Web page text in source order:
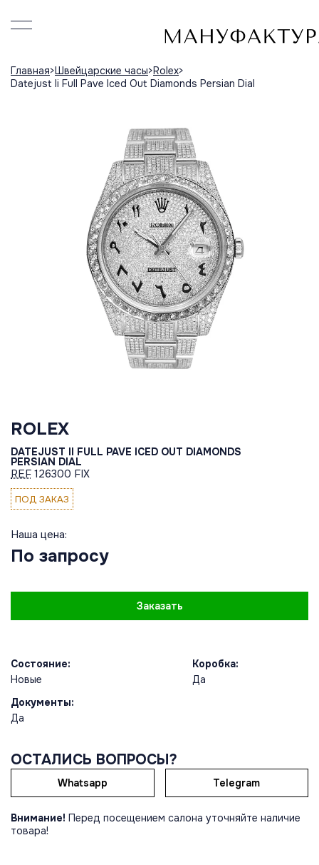
Главная Швейцарские часы Rolex
Datejust Ii Full Pave Iced Out Diamonds Persian Dial
ROLEX
DATEJUST II FULL PAVE ICED OUT DIAMONDS
PERSIAN DIAL
REF 126300 FIX
ПОД ЗАКАЗ
Наша цена:
По запросу
Заказать
Состояние:
Новые
Коробка:
Да
Документы:
Да
ОСТАЛИСЬ ВОПРОСЫ?
Whatsapp Telegram
Внимание! Перед посещением салона уточняйте наличие
товара!